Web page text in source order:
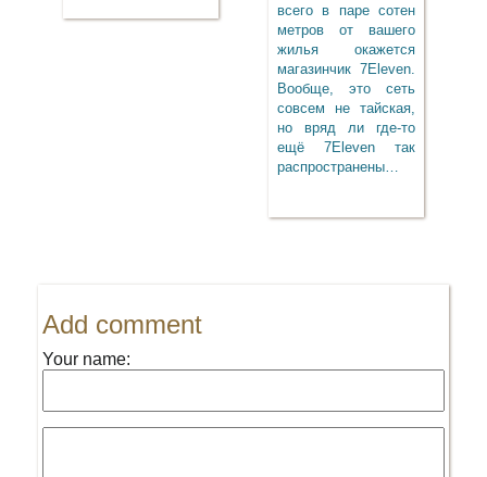
всего в паре сотен
метров от вашего
жилья окажется
магазинчик 7Eleven.
Вообще, это сеть
совсем не тайская,
но вряд ли где-то
ещё 7Eleven так
распространены…
Add comment
Your name: